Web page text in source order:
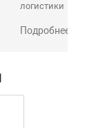
логистики
Подробнее